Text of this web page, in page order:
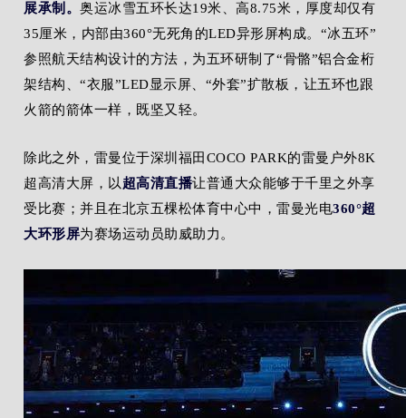
展承制。 奥运冰雪五环长达19米、高8.75米，厚度却仅有
35厘米，内部由360°无死角的LED异形屏构成。“冰五环”
参照航天结构设计的方法，为五环研制了“骨骼”铝合金桁
架结构、“衣服”LED显示屏、“外套”扩散板，让五环也跟
火箭的箭体一样，既坚又轻。
除此之外，雷曼位于深圳福田COCO PARK的雷曼户外8K
超高清大屏，以 超高清直播让普通大众能够于千里之外享
受比赛；并且在北京五棵松体育中心中，雷曼光电360°超
大环形屏为赛场运动员助威助力。